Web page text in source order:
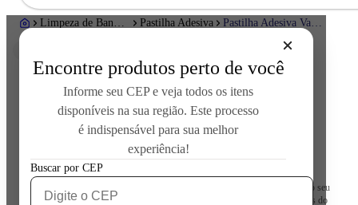
Encontre produtos perto de você
Informe seu CEP e veja todos os itens
disponíveis na sua região. Este processo
é indispensável para sua melhor
experiência!
Buscar por CEP
Limpeza de Banheiro Pastilha Adesiva Pastilha Adesiva Vaso Sanitário Marine - 3 un
Pastilha Adesiva Vaso Sanitário Marine - 3 un
Cod.:77970
As fragrâncias do Desodorizador Sanitário Limppano - Pastilha Adesiva são o seu
grande diferencial. Especialmente desenvolvidas pela maior casa de fragrâncias do